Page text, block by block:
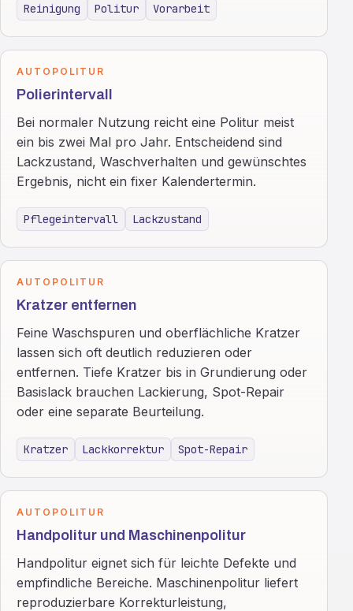
Reinigung Politur Vorarbeit
AUTOPOLITUR
Polierintervall
Bei normaler Nutzung reicht eine Politur meist
ein bis zwei Mal pro Jahr. Entscheidend sind
Lackzustand, Waschverhalten und gewünschtes
Ergebnis, nicht ein fixer Kalendertermin.
Pflegeintervall Lackzustand
AUTOPOLITUR
Kratzer entfernen
Feine Waschspuren und oberflächliche Kratzer
lassen sich oft deutlich reduzieren oder
entfernen. Tiefe Kratzer bis in Grundierung oder
Basislack brauchen Lackierung, Spot-Repair
oder eine separate Beurteilung.
Kratzer Lackkorrektur Spot-Repair
AUTOPOLITUR
Handpolitur und Maschinenpolitur
Handpolitur eignet sich für leichte Defekte und
empfindliche Bereiche. Maschinenpolitur liefert
reproduzierbare Korrekturleistung,